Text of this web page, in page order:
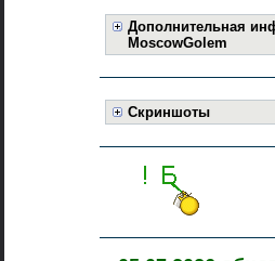
Дополнительная
MoscowGolem
Скриншоты